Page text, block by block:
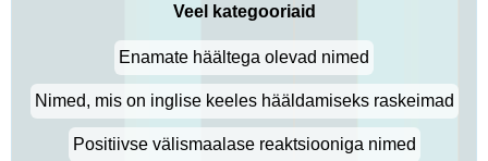
Veel kategooriaid
Enamate häältega olevad nimed
Nimed, mis on inglise keeles hääldamiseks raskeimad
Positiivse välismaalase reaktsiooniga nimed